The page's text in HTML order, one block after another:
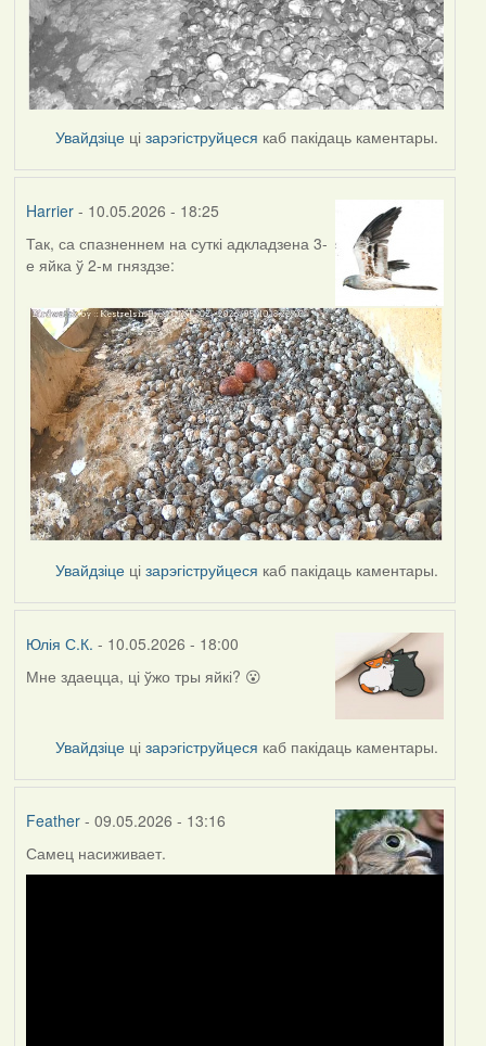
Увайдзіце цізарэгіструйцеся каб пакідаць каментары.
Harrier- 10.05.2026 - 18:25
Так, са спазненнем на суткі адкладзена 3-
е яйка ў 2-м гняздзе:
Увайдзіце цізарэгіструйцеся каб пакідаць каментары.
Юлія С.К. - 10.05.2026 - 18:00
Мне здаецца, ці ўжо тры яйкі? 😮
Увайдзіце цізарэгіструйцеся каб пакідаць каментары.
Feather- 09.05.2026 - 13:16
Самец насиживает.